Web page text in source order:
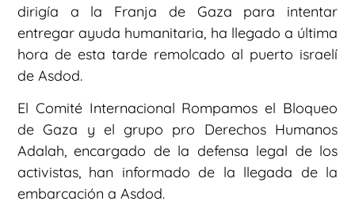
dirigía a la Franja de Gaza para intentar
entregar ayuda humanitaria, ha llegado a última
hora de esta tarde remolcado al puerto israelí
de Asdod.
El Comité Internacional Rompamos el Bloqueo
de Gaza y el grupo pro Derechos Humanos
Adalah, encargado de la defensa legal de los
activistas, han informado de la llegada de la
embarcación a Asdod.